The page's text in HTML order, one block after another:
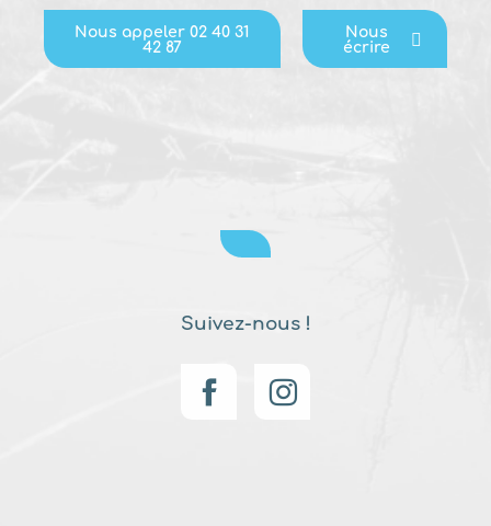
Nous appeler 02 40 31
42 87
Nous
écrire
Suivez-nous !